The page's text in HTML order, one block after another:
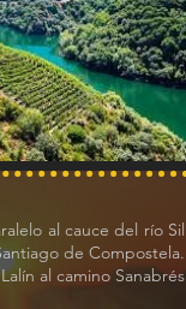
al cauce del río Sil
de Compostela.
al camino Sanabrés